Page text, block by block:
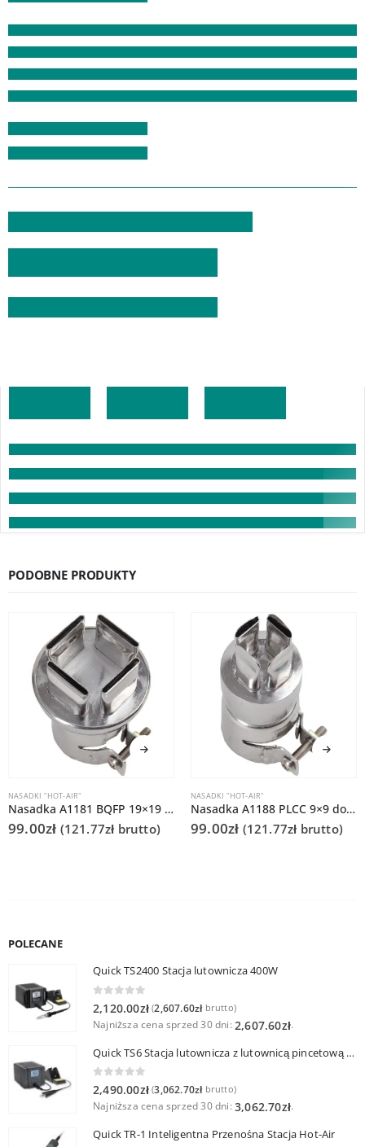
PODOBNE PRODUKTY
NASADKI "HOT-AIR"
Nasadka A1181 BQFP 19×19 do Quick 861DS/855PG/706
99.00zł (121.77zł brutto)
NASADKI "HOT-AIR"
Nasadka A1188 PLCC 9×9 do Quick 861DS/855PG/706
99.00zł (121.77zł brutto)
POLECANE
Quick TS2400 Stacja lutownicza 400W
2,120.00zł (2,607.60złbrutto)
Najniższa cena sprzed 30 dni: 2,607.60zł.
Quick TS6 Stacja lutownicza z lutownicą pincetową 60W
0 out of 5
2,490.00zł (3,062.70złbrutto)
Najniższa cena sprzed 30 dni: 3,062.70zł.
Quick TR-1 Inteligentna Przenośna Stacja Hot-Air